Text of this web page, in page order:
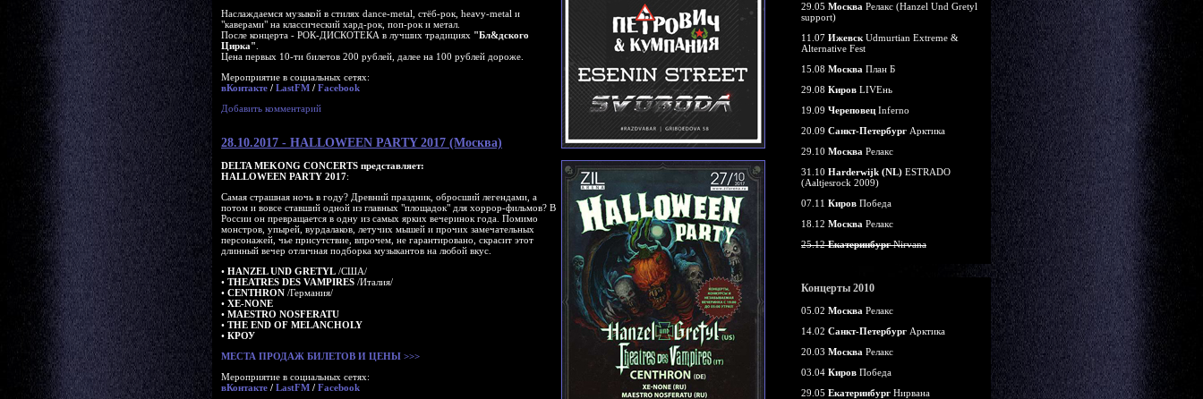
Наслаждаемся музыкой в стилях dance-metal, стёб-рок, heavy-metal и
"каверами" на классический хард-рок, поп-рок и метал.
После концерта - РОК-ДИСКОТЕКА в лучших традициях "Бл&дского
Цирка"
Цена первых 10-ти билетов 200 рублей, далее на 100 рублей дороже.
Мероприятие в социальных сетях:
вКонтакте / LastFM / Facebook
Добавить комментарий
28.10.2017 - HALLOWEEN PARTY 2017 (Москва)
DELTA MEKONG CONCERTS представляет:
HALLOWEEN PARTY 2017:
Самая страшная ночь в году? Древний праздник, обросший легендами, а
потом и вовсе ставший одной из главных "площадок" для хоррор-фильмов? В
России он превращается в одну из самых ярких вечеринок года. Помимо
монстров, упырей, вурдалаков, летучих мышей и прочих замечательных
персонажей, чье присутствие, впрочем, не гарантировано, скрасит этот
длинный вечер отличная подборка музыкантов на любой вкус.
• HANZEL UND GRETYL /США/
• THEATRES DES VAMPIRES /Италия/
• CENTHRON /Германия/
• XE-NONE
• MAESTRO NOSFERATU
• THE END OF MELANCHOLY
• КРОУ
МЕСТА ПРОДАЖ БИЛЕТОВ И ЦЕНЫ >>>
Мероприятие в социальных сетях:
вКонтакте / LastFM / Facebook
29.05 Москва Релакс (Hanzel Und Gretyl
support)
11.07 Ижевск Udmurtian Extreme &
Alternative Fest
15.08 Москва План Б
29.08 Киров LIVEнь
19.09 Череповец Inferno
20.09 Санкт-Петербург Арктика
29.10 Москва Релакс
31.10 Harderwijk (NL) ESTRADO
(Aaltjesrock 2009)
07.11 Киров Победа
18.12 Москва Релакс
25.12ЕкатеринбургNirvana
Концерты 2010
05.02 Москва Релакс
14.02 Санкт-Петербург Арктика
20.03 Москва Релакс
03.04 Киров Победа
29.05 Екатеринбург Нирвана